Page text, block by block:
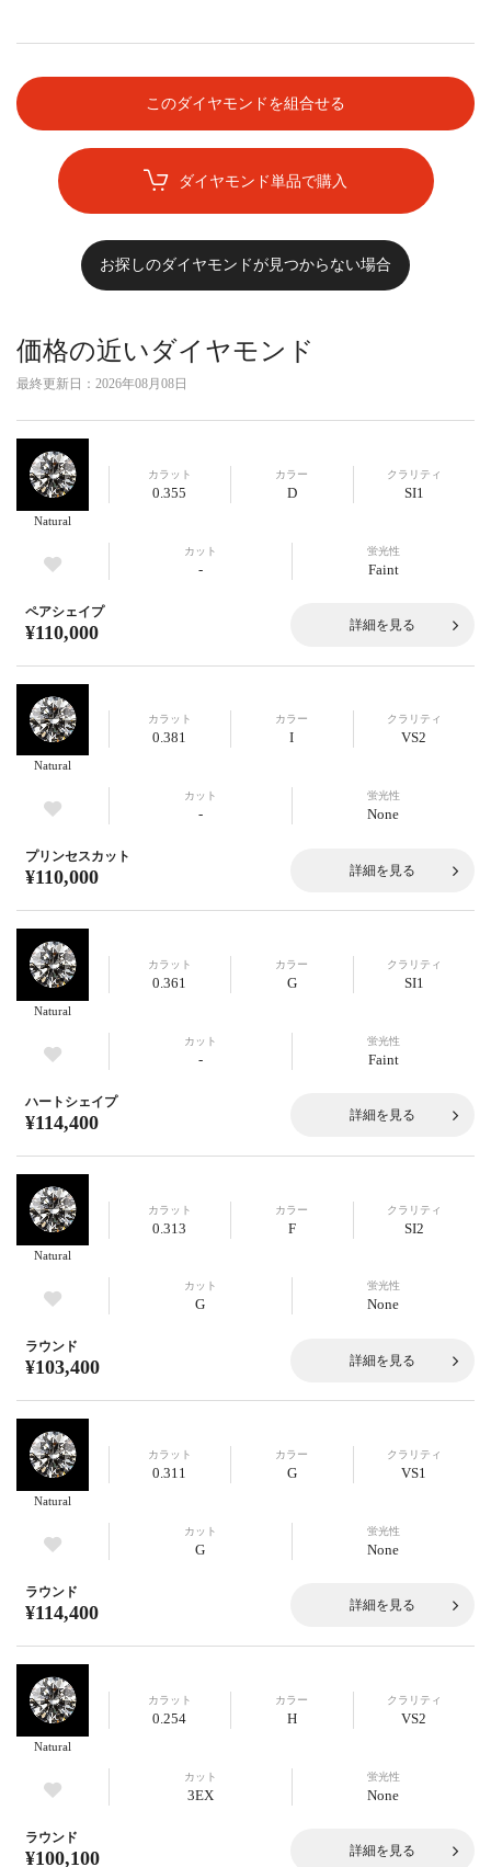
このダイヤモンドを組合せる
ダイヤモンド単品で購入
お探しのダイヤモンドが見つからない場合
価格の近いダイヤモンド
最終更新日： 2026年08月08日
Natural
カラット
0.355
カラー
D
クラリティ
SI1
カット
-
蛍光性
Faint
ペアシェイプ
¥110,000 詳細を見る
Natural
カラット
0.381
カラー
I
クラリティ
VS2
カット
-
蛍光性
None
プリンセスカット
¥110,000 詳細を見る
Natural
カラット
0.361
カラー
G
クラリティ
SI1
カット
-
蛍光性
Faint
ハートシェイプ
¥114,400 詳細を見る
Natural
カラット
0.313
カラー
F
クラリティ
SI2
カット
G
蛍光性
None
ラウンド
¥103,400 詳細を見る
Natural
カラット
0.311
カラー
G
クラリティ
VS1
カット
G
蛍光性
None
ラウンド
¥114,400 詳細を見る
Natural
カラット
0.254
カラー
H
クラリティ
VS2
カット
3EX
蛍光性
None
ラウンド
¥100,100 詳細を見る